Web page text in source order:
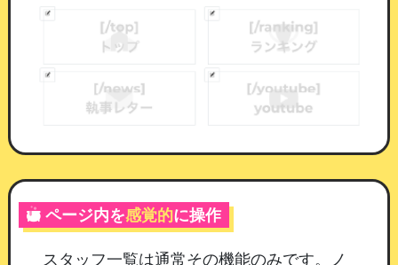
ここで分かります
種別は2つあります
押すだけ：会員が押した時点でポイントが減
り、受け付けたところまでが記録されます。
入力してチャットに送る
ページ内を感覚的に操作
スタッフ一覧は通常その機能のみです。ノ